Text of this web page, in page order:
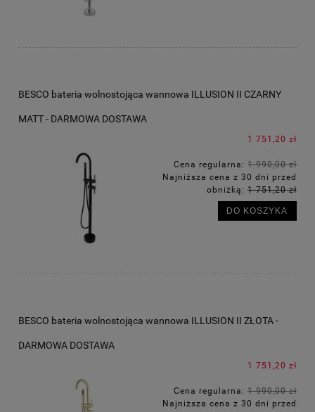
BESCO bateria wolnostojąca wannowa ILLUSION II CZARNY
MATT - DARMOWA DOSTAWA
1 751,20 zł
Cena regularna: 1 990,00 zł
Najniższa cena z 30 dni przed
obniżką: 1 751,20 zł
DO KOSZYKA
BESCO bateria wolnostojąca wannowa ILLUSION II ZŁOTA -
DARMOWA DOSTAWA
1 751,20 zł
Cena regularna: 1 990,00 zł
Najniższa cena z 30 dni przed